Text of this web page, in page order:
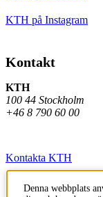
KTH på Instagram
Kontakt
KTH
100 44 Stockholm
+46 8 790 60 00
Kontakta KTH
Jobba på KTH
Denna webbplats